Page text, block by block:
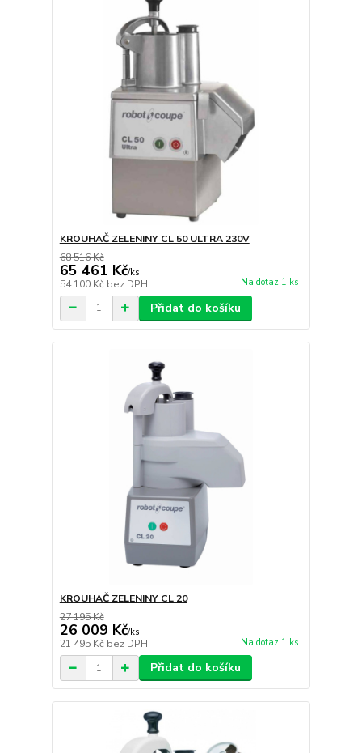
KROUHAČ ZELENINY CL 50 ULTRA 230V
68 516 Kč
65 461 Kč/ks
54 100 Kč bez DPH Na dotaz 1 ks
Přidat do košíku
KROUHAČ ZELENINY CL 20
27 195 Kč
26 009 Kč/ks
21 495 Kč bez DPH Na dotaz 1 ks
Přidat do košíku